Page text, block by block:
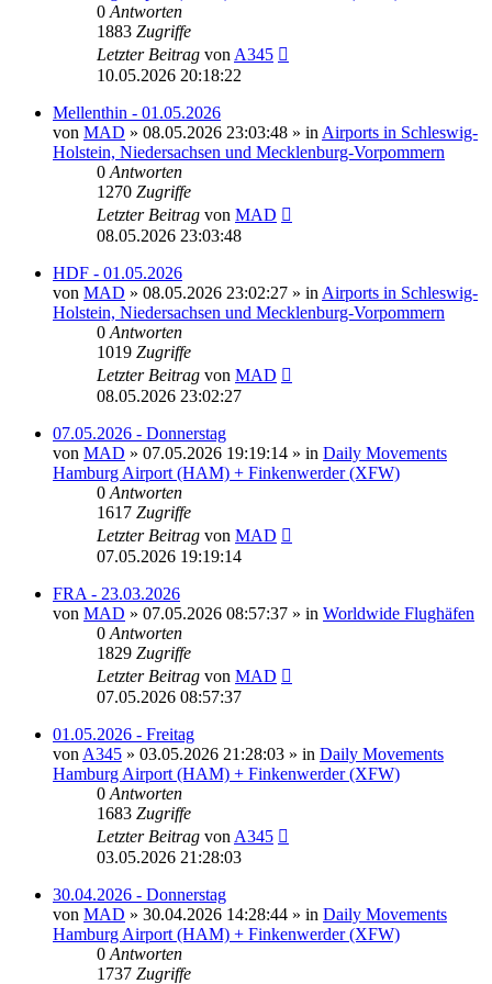
0 Antworten
1883 Zugriffe
Letzter Beitrag von A345
10.05.2026 20:18:22
Mellenthin - 01.05.2026
von MAD » 08.05.2026 23:03:48 » in Airports in Schleswig-
Holstein, Niedersachsen und Mecklenburg-Vorpommern
0 Antworten
1270 Zugriffe
Letzter Beitrag von MAD
08.05.2026 23:03:48
HDF - 01.05.2026
von MAD » 08.05.2026 23:02:27 » in Airports in Schleswig-
Holstein, Niedersachsen und Mecklenburg-Vorpommern
0 Antworten
1019 Zugriffe
Letzter Beitrag von MAD
08.05.2026 23:02:27
07.05.2026 - Donnerstag
von MAD » 07.05.2026 19:19:14 » in Daily Movements
Hamburg Airport (HAM) + Finkenwerder (XFW)
0 Antworten
1617 Zugriffe
Letzter Beitrag von MAD
07.05.2026 19:19:14
FRA - 23.03.2026
von MAD » 07.05.2026 08:57:37 » in Worldwide Flughäfen
0 Antworten
1829 Zugriffe
Letzter Beitrag von MAD
07.05.2026 08:57:37
01.05.2026 - Freitag
von A345 » 03.05.2026 21:28:03 » in Daily Movements
Hamburg Airport (HAM) + Finkenwerder (XFW)
0 Antworten
1683 Zugriffe
Letzter Beitrag von A345
03.05.2026 21:28:03
30.04.2026 - Donnerstag
von MAD » 30.04.2026 14:28:44 » in Daily Movements
Hamburg Airport (HAM) + Finkenwerder (XFW)
0 Antworten
1737 Zugriffe